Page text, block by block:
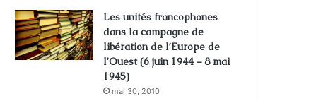
Les unités francophones
dans la campagne de
libération de l’Europe de
l’Ouest (6 juin 1944 – 8 mai
1945)
mai 30, 2010